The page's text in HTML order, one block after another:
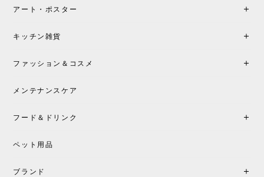
アート・ポスター
キッチン雑貨
ファッション＆コスメ
メンテナンスケア
フード＆ドリンク
ペット用品
ブランド